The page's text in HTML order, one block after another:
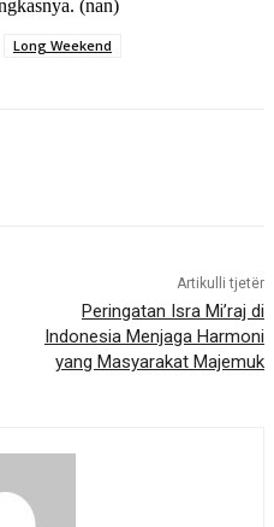
(nan)
Long Weekend
Artikulli tjetër
Peringatan Isra Mi’raj di
Indonesia Menjaga Harmoni
yang Masyarakat Majemuk